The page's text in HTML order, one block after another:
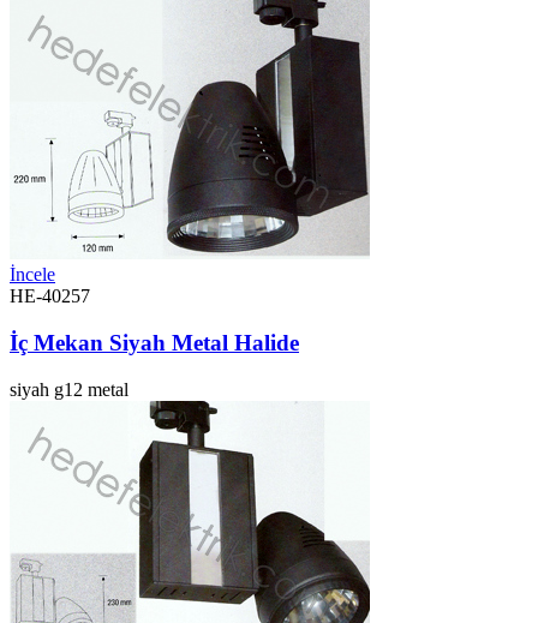
İncele
HE-40257
İç Mekan Siyah Metal Halide
siyah g12 metal